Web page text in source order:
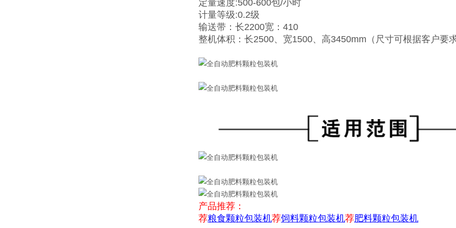
定量速度:500-600包/小时
计量等级:0.2级
输送带：长2200宽：410
整机体积：长2500、宽1500、高3450mm（尺寸可根据客户要
产品推荐：
荐粮食颗粒包装机荐饲料颗粒包装机荐肥料颗粒包装机